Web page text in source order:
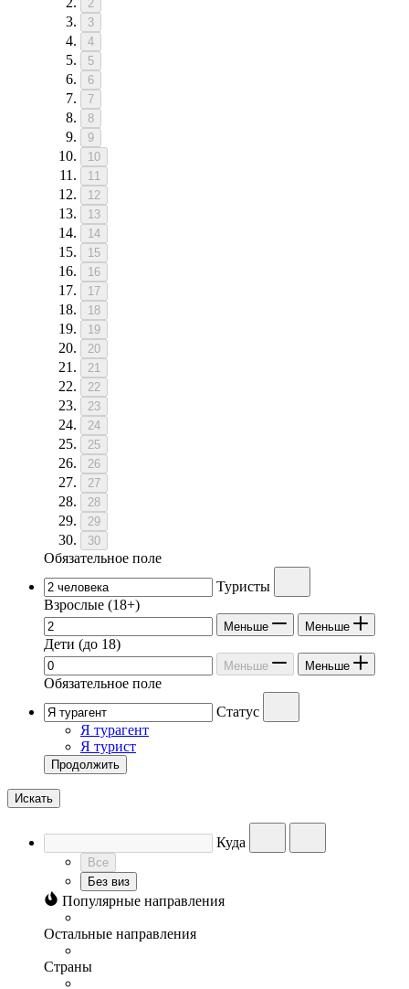
2
3
4
5
6
7
8
9
10
11
12
13
14
15
16
17
18
19
20
21
22
23
24
25
26
27
28
29
30
Обязательное поле
Туристы
Взрослые (18+)
Меньше Меньше
Дети (до 18)
Меньше Меньше
Обязательное поле
Статус
Я турагент
Я турист
Продолжить
Искать
Куда
Все
Без виз
Популярные направления
Остальные направления
Страны